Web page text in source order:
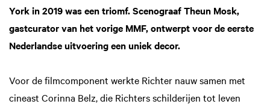
York in 2019 was een triomf. Scenograaf Theun Mosk,
gastcurator van het vorige MMF, ontwerpt voor de eerste
Nederlandse uitvoering een uniek decor.
Voor de filmcomponent werkte Richter nauw samen met
cineast Corinna Belz, die Richters schilderijen tot leven